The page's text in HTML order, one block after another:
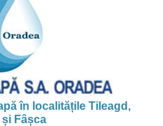
în localitățile Tileagd,
Fâșca